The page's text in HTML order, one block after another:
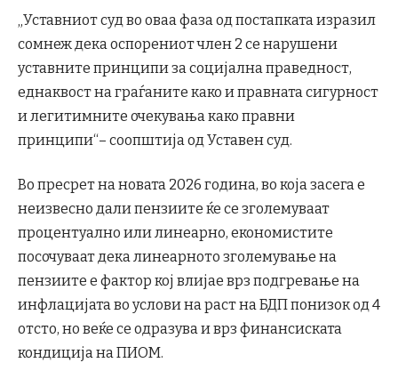
„Уставниот суд во оваа фаза од постапката изразил
сомнеж дека оспорениот член 2 се нарушени
уставните принципи за социјална праведност,
еднаквост на граѓаните како и правната сигурност
и легитимните очекувања како правни
принципи“– соопштија од Уставен суд.
Во пресрет на новата 2026 година, во која засега е
неизвесно дали пензиите ќе се зголемуваат
процентуално или линеарно, економистите
посочуваат дека линеарното зголемување на
пензиите е фактор кој влијае врз подгревање на
инфлацијата во услови на раст на БДП понизок од 4
отсто, но веќе се одразува и врз финансиската
кондиција на ПИОМ.